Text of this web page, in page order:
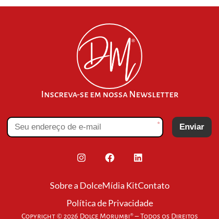
Inscreva-se em nossa Newsletter
* Enviar
Sobre a DolceMídia KitContato
Política de Privacidade
Copyright © 2026 Dolce Morumbi® – Todos os Direitos